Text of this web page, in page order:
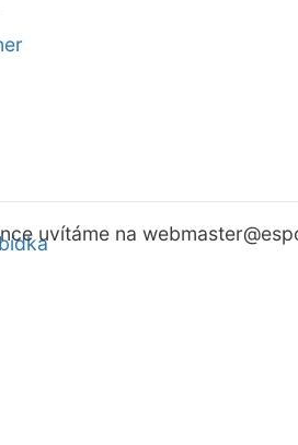
uvítáme na webmaster